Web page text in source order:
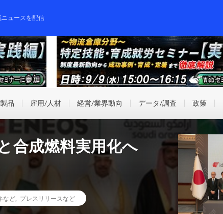
ュースを配信
品 雇用/人材 経営/業界動向 データ/調査 政策
合成燃料実用化へ
など プレスリリースなど